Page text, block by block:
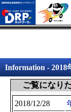
Information - 2018
ご覧になり
2018/12/28